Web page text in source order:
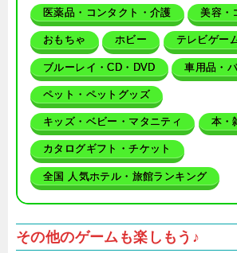
医薬品・コンタクト・介護 美容・
おもちゃ ホビー テレビゲー
ブルーレイ・CD・DVD 車用品・
ペット・ペットグッズ
キッズ・ベビー・マタニティ 本・
カタログギフト・チケット
全国 人気ホテル・旅館ランキング
その他のゲームも楽しもう♪